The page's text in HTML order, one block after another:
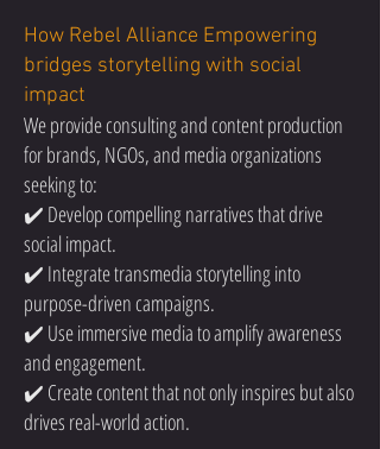
How Rebel Alliance Empowering
bridges storytelling with social
impact
We provide consulting and content production
for brands, NGOs, and media organizations
seeking to:
✔️ Develop compelling narratives that drive
social impact.
✔️ Integrate transmedia storytelling into
purpose-driven campaigns.
✔️ Use immersive media to amplify awareness
and engagement.
✔️ Create content that not only inspires but also
drives real-world action.